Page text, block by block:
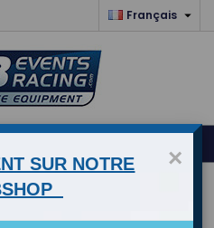
Français 
0
×
SUR NOTRE